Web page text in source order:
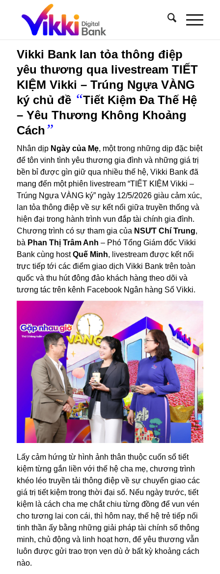
Vikki Bank lan tỏa thông điệp
yêu thương qua livestream TIẾT
KIỆM Vikki – Trúng Ngựa VÀNG
ký chủ đề “Tiết Kiệm Đa Thế Hệ
– Yêu Thương Không Khoảng
Cách”
Nhân dịp Ngày của Mẹ, một trong những dịp đặc biệt
để tôn vinh tình yêu thương gia đình và những giá trị
bền bỉ được gìn giữ qua nhiều thế hệ, Vikki Bank đã
mang đến một phiên livestream “TIẾT KIỆM Vikki –
Trúng Ngựa VÀNG ký” ngày 12/5/2026 giàu cảm xúc,
lan tỏa thông điệp về sự kết nối giữa truyền thống và
hiện đại trong hành trình vun đắp tài chính gia đình.
Chương trình có sự tham gia của NSƯT Chí Trung,
bà Phan Thị Trâm Anh – Phó Tổng Giám đốc Vikki
Bank cùng hostQuế Minh, livestream được kết nối
trực tiếp tới các điểm giao dịch Vikki Bank trên toàn
quốc và thu hút đông đảo khách hàng theo dõi và
tương tác trên kênh Facebook Ngân hàng Số Vikki.
Lấy cảm hứng từ hình ảnh thân thuộc cuốn sổ tiết
kiệm từng gắn liền với thế hệ cha mẹ, chương trình
khéo léo truyền tải thông điệp về sự chuyển giao các
giá trị tiết kiệm trong thời đại số. Nếu ngày trước, tiết
kiệm là cách cha mẹ chắt chiu từng đồng để vun vén
cho tương lai con cái, thì hôm nay, thế hệ trẻ tiếp nối
tinh thần ấy bằng những giải pháp tài chính số thông
minh, chủ động và linh hoạt hơn, để yêu thương vẫn
luôn được gửi trao trọn vẹn dù ở bất kỳ khoảng cách
nào.